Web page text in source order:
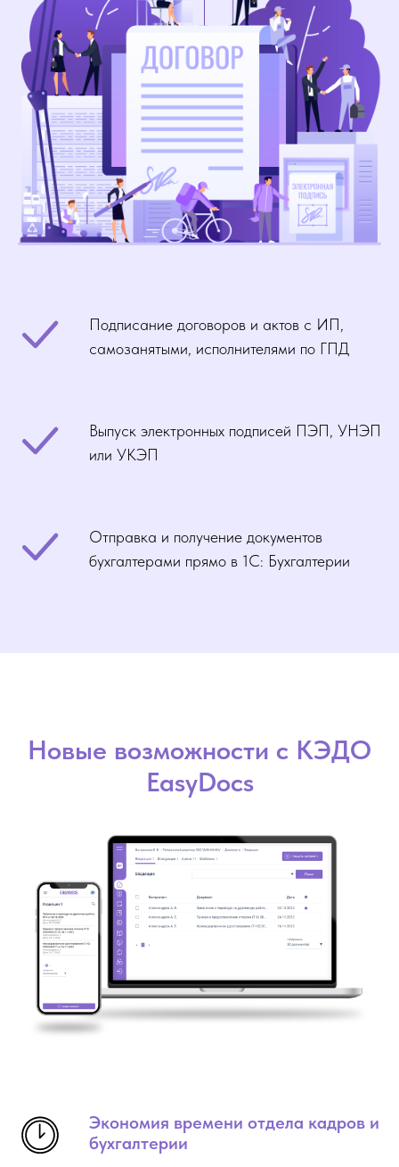
Подписание договоров и актов с ИП,
самозанятыми, исполнителями по ГПД
Выпуск электронных подписей ПЭП, УНЭП
или УКЭП
Отправка и получение документов
бухгалтерами прямо в 1С: Бухгалтерии
Новые возможности с КЭДО
EasyDocs
Экономия времени отдела кадров и
бухгалтерии